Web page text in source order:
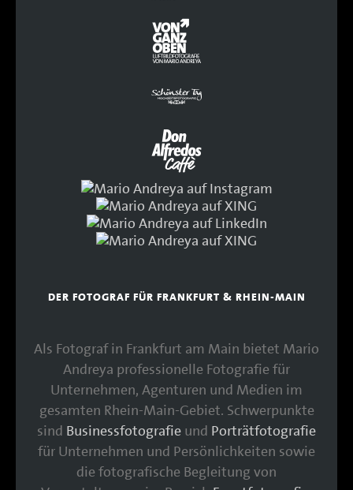
DER FOTOGRAF FÜR FRANKFURT & RHEIN-MAIN
Als Fotograf in Frankfurt am Main bietet Mario
Andreya professionelle Fotografie für
Unternehmen, Agenturen und Medien im
gesamten Rhein-Main-Gebiet. Schwerpunkte
sind Businessfotografie und Porträtfotografie
für Unternehmen und Persönlichkeiten sowie
die fotografische Begleitung von